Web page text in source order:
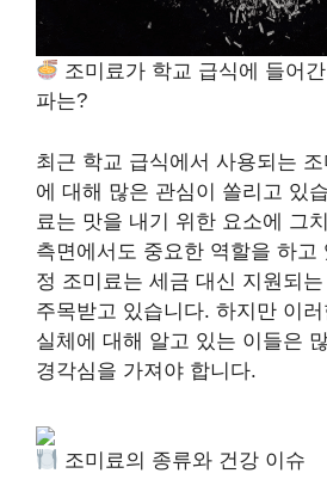
조미료가 학교 급식에 들어
파는?
최근 학교 급식에서 사용되는
에 대해 많은 관심이 쏠리고 있
료는 맛을 내기 위한 요소에 그
측면에서도 중요한 역할을 하고
정 조미료는 세금 대신 지원되
주목받고 있습니다. 하지만 이
실체에 대해 알고 있는 이들은
경각심을 가져야 합니다.
조미료의 종류와 건강 이슈